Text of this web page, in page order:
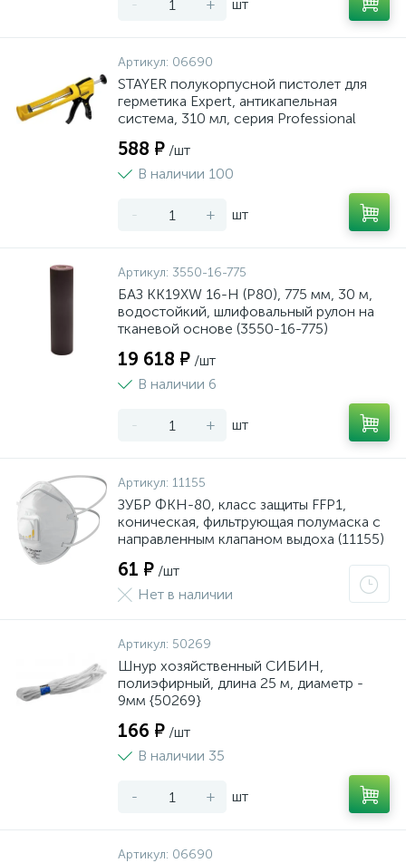
- + шт
Артикул: 06690
STAYER полукорпусной пистолет для
герметика Expert, антикапельная
система, 310 мл, серия Professional
588 ₽ /шт
В наличии 100
- + шт
Артикул: 3550-16-775
БАЗ KK19XW 16-H (Р80), 775 мм, 30 м,
водостойкий, шлифовальный рулон на
тканевой основе (3550-16-775)
19 618 ₽ /шт
В наличии 6
- + шт
Артикул: 11155
ЗУБР ФКН-80, класс защиты FFP1,
коническая, фильтрующая полумаска с
направленным клапаном выдоха (11155)
61 ₽ /шт
Нет в наличии
Артикул: 50269
Шнур хозяйственный СИБИН,
полиэфирный, длина 25 м, диаметр -
9мм {50269}
166 ₽ /шт
В наличии 35
- + шт
Артикул: 06690